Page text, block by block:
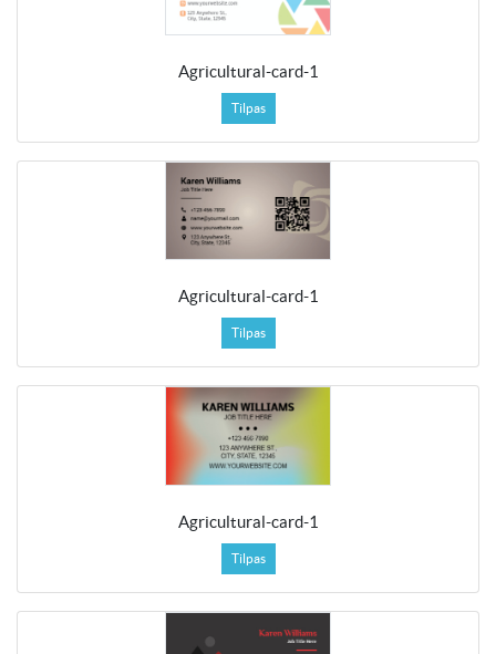
Agricultural-card-1
Tilpas
Agricultural-card-1
Tilpas
Agricultural-card-1
Tilpas